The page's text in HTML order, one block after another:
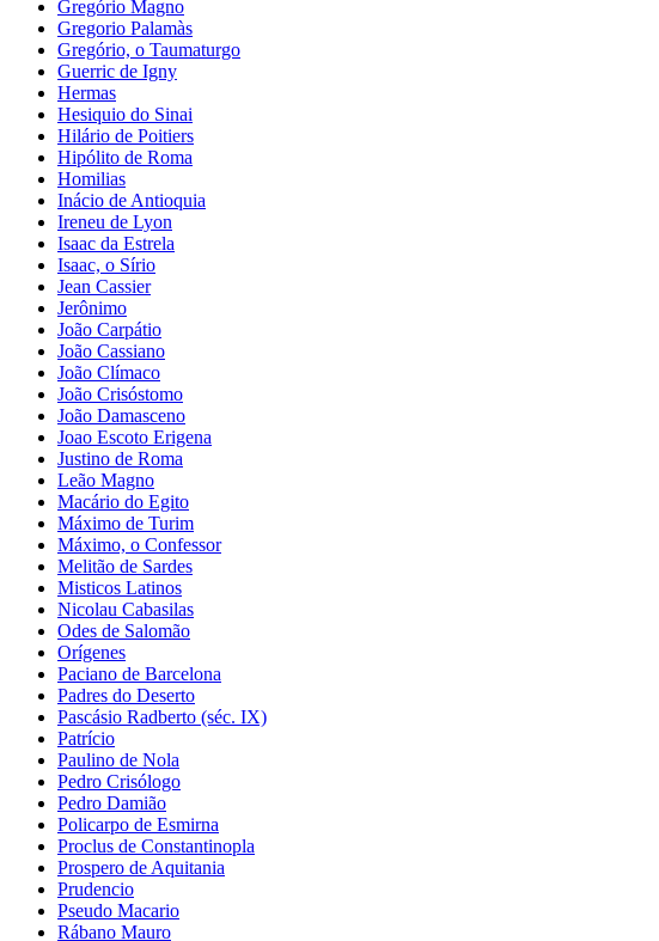
Gregório Magno
Gregorio Palamàs
Gregório, o Taumaturgo
Guerric de Igny
Hermas
Hesiquio do Sinai
Hilário de Poitiers
Hipólito de Roma
Homilias
Inácio de Antioquia
Ireneu de Lyon
Isaac da Estrela
Isaac, o Sírio
Jean Cassier
Jerônimo
João Carpátio
João Cassiano
João Clímaco
João Crisóstomo
João Damasceno
Joao Escoto Erigena
Justino de Roma
Leão Magno
Macário do Egito
Máximo de Turim
Máximo, o Confessor
Melitão de Sardes
Misticos Latinos
Nicolau Cabasilas
Odes de Salomão
Orígenes
Paciano de Barcelona
Padres do Deserto
Pascásio Radberto (séc. IX)
Patrício
Paulino de Nola
Pedro Crisólogo
Pedro Damião
Policarpo de Esmirna
Proclus de Constantinopla
Prospero de Aquitania
Prudencio
Pseudo Macario
Rábano Mauro